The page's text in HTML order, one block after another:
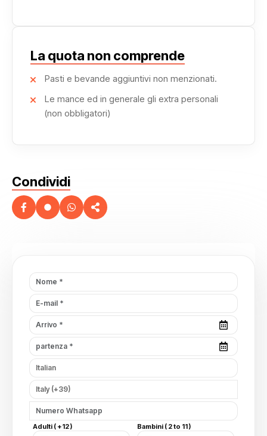
La quota non comprende
Pasti e bevande aggiuntivi non menzionati.
Le mance ed in generale gli extra personali
(non obbligatori)
Condividi
Adulti ( +12 ) Bambini ( 2 to 11 )